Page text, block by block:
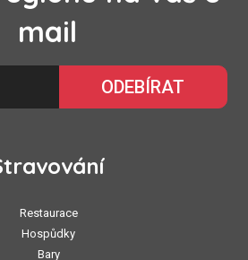
mail
ODEBÍRAT
Restaurace
Hospůdky
Bary